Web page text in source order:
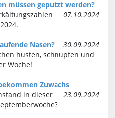
müssen geputzt werden?
07.10.2024
Nasen?
30.09.2024
husten, schnupfen und
Woche!
Zuwachs
23.09.2024
in dieser